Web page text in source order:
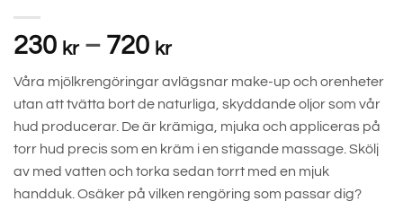
230 kr – 720 krPrisintervall:
230 kr
till
720 kr
Våra mjölkrengöringar avlägsnar make-up och orenheter
utan att tvätta bort de naturliga, skyddande oljor som vår
hud producerar. De är krämiga, mjuka och appliceras på
torr hud precis som en kräm i en stigande massage. Skölj
av med vatten och torka sedan torrt med en mjuk
handduk. Osäker på vilken rengöring som passar dig?